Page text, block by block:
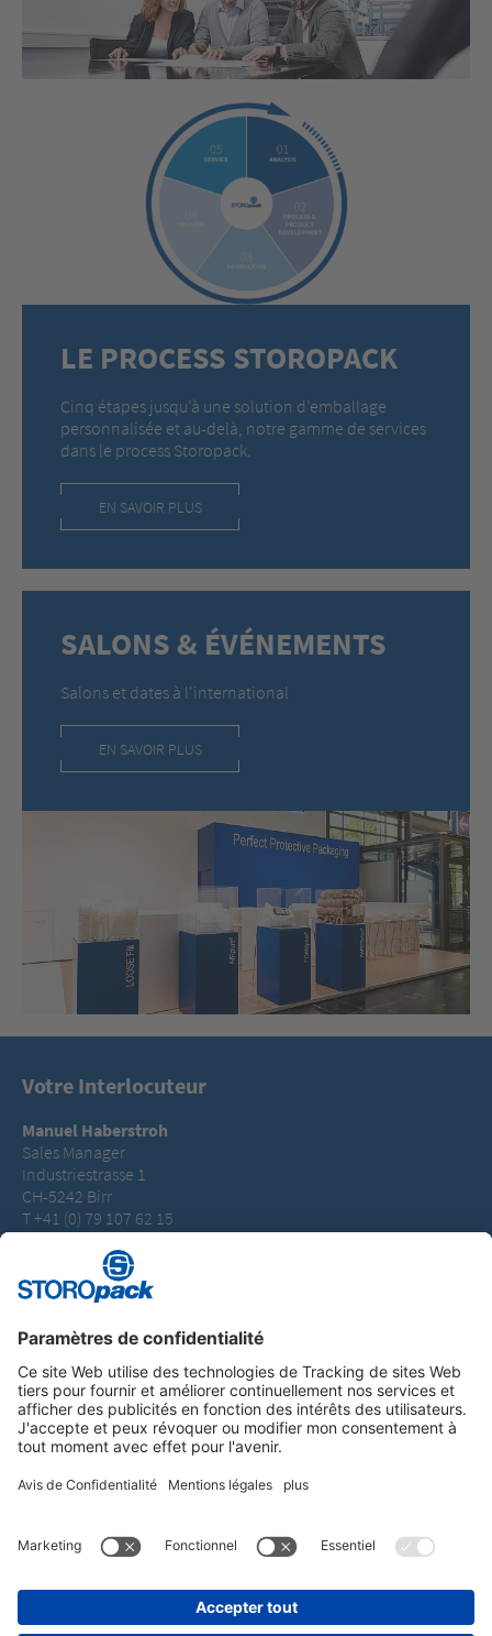
LE PROCESS STOROPACK
Cinq étapes jusqu’à une solution d’emballage
personnalisée et au-delà, notre gamme de services
dans le process Storopack.
EN SAVOIR PLUS
SALONS & ÉVÉNEMENTS
Salons et dates à l'international
EN SAVOIR PLUS
Votre Interlocuteur
Manuel Haberstroh
Sales Manager
Industriestrasse 1
CH-5242 Birr
T +41 (0) 79 107 62 15
Instagram LinkedIn Vimeo
YouTube Glassdoor
MENTIONS LÉGALES
GENERAL TERMS OF BUSINESS